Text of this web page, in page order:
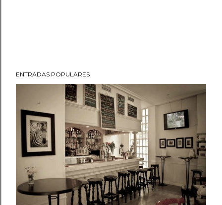
ENTRADAS POPULARES